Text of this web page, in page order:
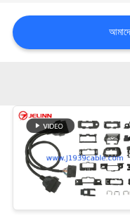
সাইট
ম্যাপ
POLICY